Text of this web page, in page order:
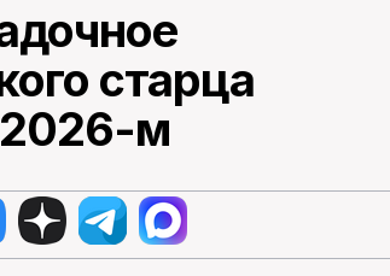
старца
2026-м